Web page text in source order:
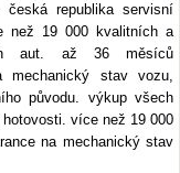
česká republika servisní
než 19 000 kvalitních a
aut. až 36 měsíců
mechanický stav vozu,
původu. výkup všech
více než 19 000
na mechanický stav